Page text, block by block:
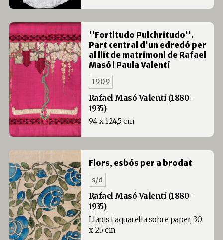
''Fortitudo Pulchritudo''.
Part central d'un edredó per
al llit de matrimoni de Rafael
Masó i Paula Valentí
1909
Rafael Masó Valentí (1880-
1935)
94 x 124,5 cm
Flors, esbós per a brodat
s/d
Rafael Masó Valentí (1880-
1935)
Llapis i aquarel·la sobre paper, 30
x 25 cm